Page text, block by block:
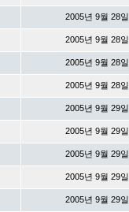
2005년 9월 28일
2005년 9월 28일
2005년 9월 28일
2005년 9월 28일
2005년 9월 29일
2005년 9월 29일
2005년 9월 29일
2005년 9월 29일
2005년 9월 29일